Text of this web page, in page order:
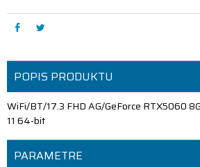
POPIS PRODUKTU
WiFi/BT/17.3 FHD AG/GeForce RTX5060
11 64-bit
PARAMETRE